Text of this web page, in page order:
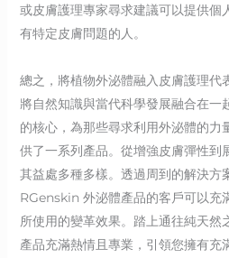
或皮膚護理專家尋求建議可以提供個
有特定皮膚問題的人。
總之，將植物外泌體融入皮膚護理代
將自然知識與當代科學發展融合在
的核心，為那些尋求利用外泌體的力
供了一系列產品。從增強皮膚彈性到
其益處多種多樣。透過周到的解決方
RGenskin 外泌體產品的客戶可以充
所使用的變革效果。踏上通往純天然
產品充滿熱情且專業，引領您擁有充